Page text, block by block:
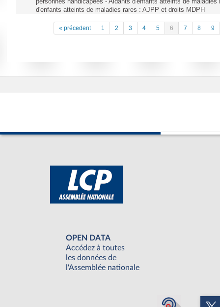
personnes handicapées - Aidants d'enfants atteints de
d'enfants atteints de maladies rares : AJPP et droits MDPH
« précedent 1 2 3 4 5 6 7 8 9
OPEN DATA
Accédez à toutes
les données de
l'Assemblée nationale